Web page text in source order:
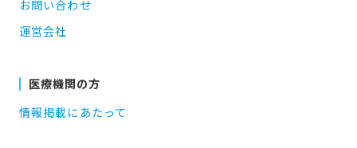
お問い合わせ
運営会社
医療機関の方
情報掲載にあたって